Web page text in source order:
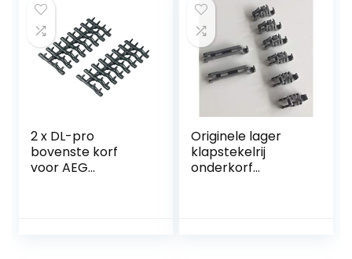
Siemens / Viva /
Vorwerk etc. –
geschikt voor
onderdeelnr.
00296178 / 296178
2 x DL-pro
bovenste korf
voor AEG
Originele lager
klapstekelrij
onderkorf